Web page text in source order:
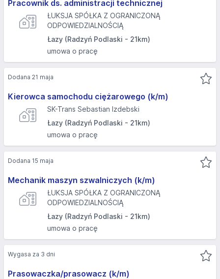
Pracownik ds. administracji technicznej
ŁUKSJA SPÓŁKA Z OGRANICZONĄ
ODPOWIEDZIALNOŚCIĄ
Łazy (Radzyń Podlaski - 21km)
umowa o pracę
Kierowca samochodu ciężarowego (k/m)
SK-Trans Sebastian Izdebski
Łazy (Radzyń Podlaski - 21km)
umowa o pracę
Dodana 21 maja
Mechanik maszyn szwalniczych (k/m)
ŁUKSJA SPÓŁKA Z OGRANICZONĄ
ODPOWIEDZIALNOŚCIĄ
Łazy (Radzyń Podlaski - 21km)
umowa o pracę
Dodana 15 maja
Prasowaczka/prasowacz (k/m)
Wygasa za 3 dni